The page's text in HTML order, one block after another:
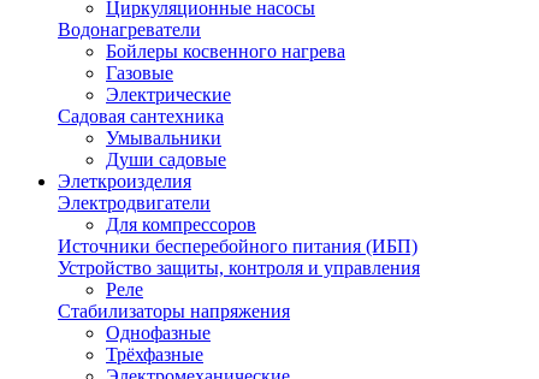
Циркуляционные насосы
Водонагреватели
Бойлеры косвенного нагрева
Газовые
Электрические
Садовая сантехника
Умывальники
Души садовые
Элеткроизделия
Электродвигатели
Для компрессоров
Источники бесперебойного питания (ИБП)
Устройство защиты, контроля и управления
Реле
Стабилизаторы напряжения
Однофазные
Трёхфазные